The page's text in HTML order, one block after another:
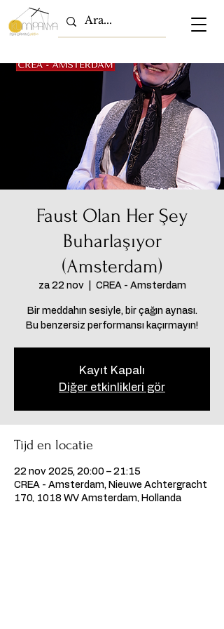
Faust Olan Her Şey
Buharlaşıyor
(Amsterdam)
za 22 nov
  |
CREA - Amsterdam
Bir meddahın sesiyle, bir çağın aynası.
Kayıt Kapalı
Diğer etkinlikleri gör
Tijd en locatie
22 nov 2025, 20:00 – 21:15
CREA - Amsterdam, Nieuwe Achtergracht
170, 1018 WV Amsterdam, Hollanda